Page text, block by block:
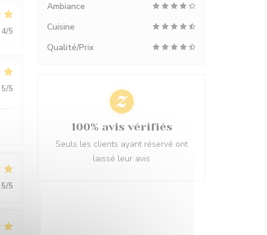
4/5
5/5
5/5
Ambiance
Cuisine
Qualité/Prix
100% avis vérifiés
Seuls les clients ayant réservé ont
laissé leur avis